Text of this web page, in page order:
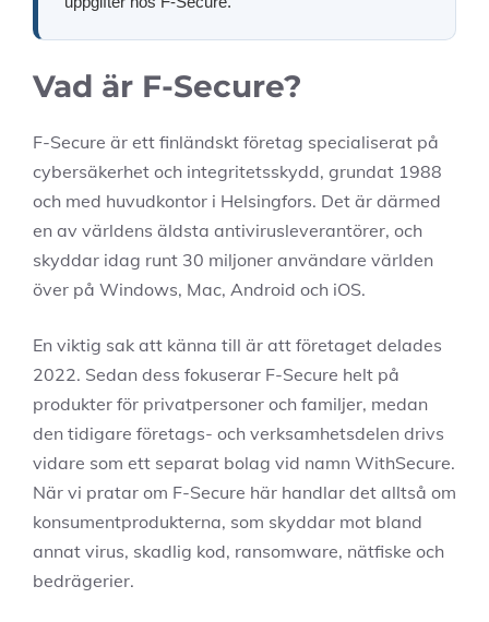
Vad är F-Secure?
F-Secure är ett finländskt företag specialiserat på
cybersäkerhet och integritetsskydd, grundat 1988
och med huvudkontor i Helsingfors. Det är därmed
en av världens äldsta antivirusleverantörer, och
skyddar idag runt 30 miljoner användare världen
över på Windows, Mac, Android och iOS.
En viktig sak att känna till är att företaget delades
2022. Sedan dess fokuserar F-Secure helt på
produkter för privatpersoner och familjer, medan
den tidigare företags- och verksamhetsdelen drivs
vidare som ett separat bolag vid namn WithSecure.
När vi pratar om F-Secure här handlar det alltså om
konsumentprodukterna, som skyddar mot bland
annat virus, skadlig kod, ransomware, nätfiske och
bedrägerier.